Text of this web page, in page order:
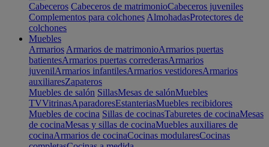
Cabeceros Cabeceros de matrimonioCabeceros juveniles
Complementos para colchones AlmohadasProtectores de
colchones
Muebles
Armarios Armarios de matrimonioArmarios puertas
batientesArmarios puertas correderasArmarios
juvenilArmarios infantilesArmarios vestidoresArmarios
auxiliaresZapateros
Muebles de salón SillasMesas de salónMuebles
TVVitrinasAparadoresEstanteriasMuebles recibidores
Muebles de cocina Sillas de cocinasTaburetes de cocinaMesas
de cocinaMesas y sillas de cocinaMuebles auxiliares de
cocinaArmarios de cocinaCocinas modularesCocinas